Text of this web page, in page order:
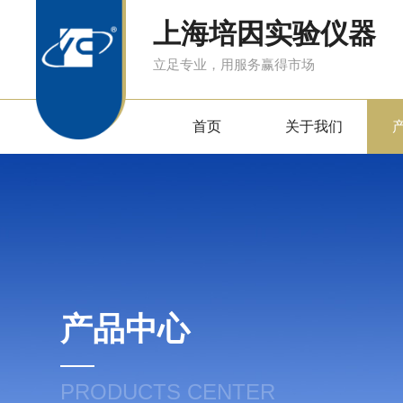
上海培因实验仪器
立足专业，用服务赢得市场
首页 关于我们
产品中心
PRODUCTS CENTER